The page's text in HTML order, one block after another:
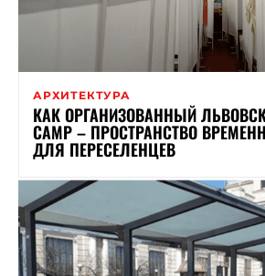
АРХИТЕКТУРА
КАК ОРГАНИЗОВАННЫЙ
CAMP – ПРОСТРАНСТВО
ДЛЯ ПЕРЕСЕЛЕНЦЕВ